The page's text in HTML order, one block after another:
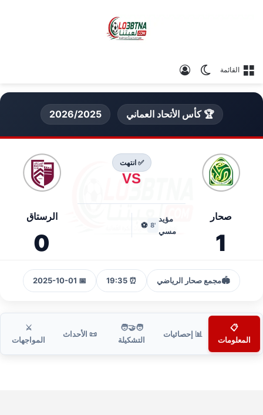
القائمة الوضع المظلم
🏆 كأس الأتحاد العماني 2026/2025
صحار
1
✅ انتهت
VS
مؤيد
مسي
'8
⚽
الرستاق
0
🏟️مجمع صحار الرياضي ⏰ 19:35
📅 2025-10-01
📋
المعلومات
📊 إحصائيات
🧑‍🤝‍🧑
التشكيلة
📜 الأحداث
⚔️
المواجهات